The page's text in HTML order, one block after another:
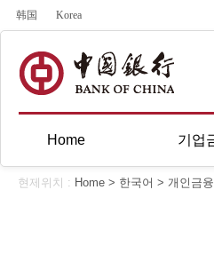
韩国 Korea
Home 기업
현제위치 : Home > 한국어 > 개인금융